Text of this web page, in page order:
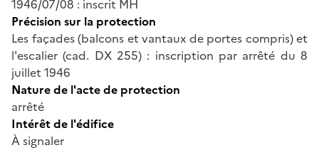
1946/07/08 : inscrit MH
Précision sur la protection
Les façades (balcons et vantaux de portes compris) et
l'escalier (cad. DX 255) : inscription par arrêté du 8
juillet 1946
Nature de l'acte de protection
arrêté
Intérêt de l'édifice
À signaler